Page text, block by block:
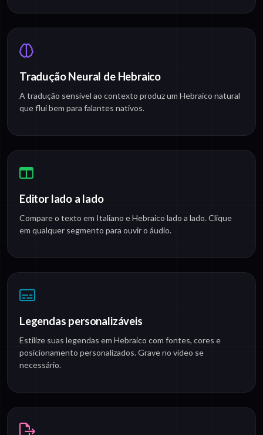
Tradução Neural de Hebraico
A tradução sensível ao contexto produz um Hebraico natural
que flui bem para falantes nativos.
Editor lado a lado
Compare o texto em Italiano e Hebraico lado a lado. Clique
em qualquer segmento para ouvir o áudio.
Legendas personalizáveis
Estilize suas legendas em Hebraico com fontes, cores e
posicionamento personalizados. Grave no vídeo se
necessário.